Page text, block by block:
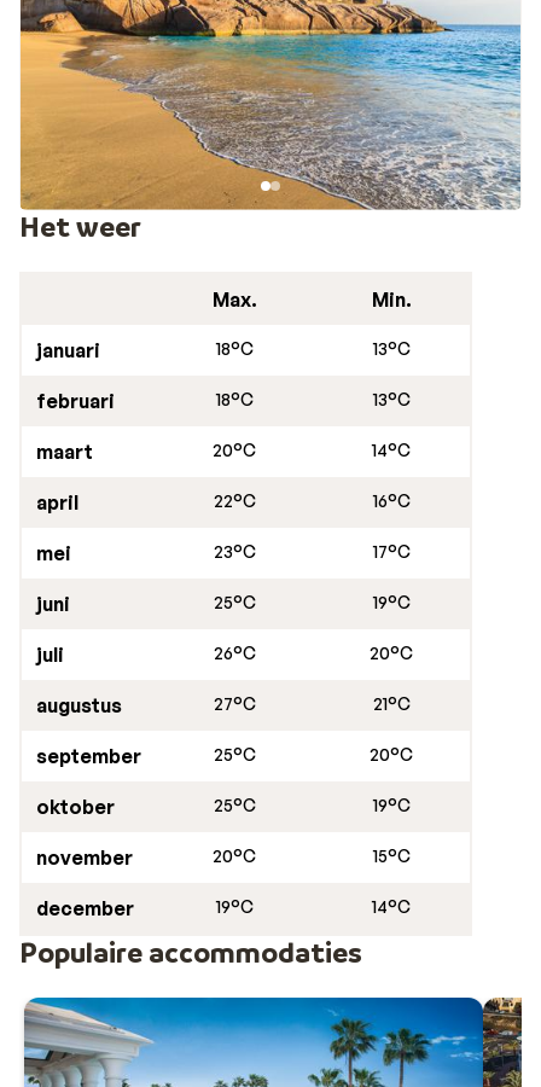
Het weer
Max. Min.
januari 18°C 13°C
februari 18°C 13°C
maart 20°C 14°C
april 22°C 16°C
mei 23°C 17°C
juni 25°C 19°C
juli 26°C 20°C
augustus 27°C 21°C
september 25°C 20°C
oktober 25°C 19°C
november 20°C 15°C
december 19°C 14°C
Populaire accommodaties